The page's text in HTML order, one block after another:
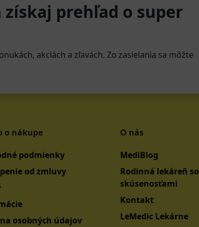
prehľad o super
akciách a zľavách. Zo zasielania sa môžte
o nákupe
podmienky
od zmluvy
osobných údajov
O nás
MediBlog
Rodinná lekáreň so
skúsenosťami
Kontakt
LeMedic Lekárne